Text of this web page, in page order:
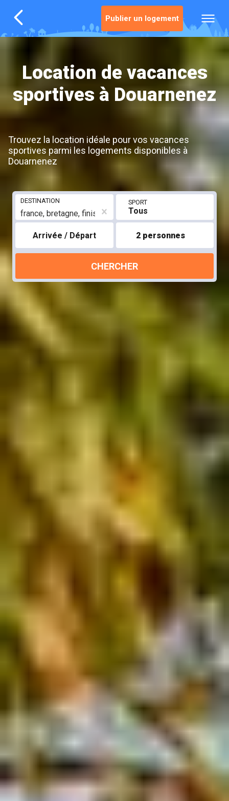
Location de vacances
sportives à Douarnenez
Trouvez la location idéale pour vos vacances
sportives parmi les logements disponibles à
Douarnenez
DESTINATION SPORT
Tous
Arrivée / Départ 2 personnes
CHERCHER
Publier un logement